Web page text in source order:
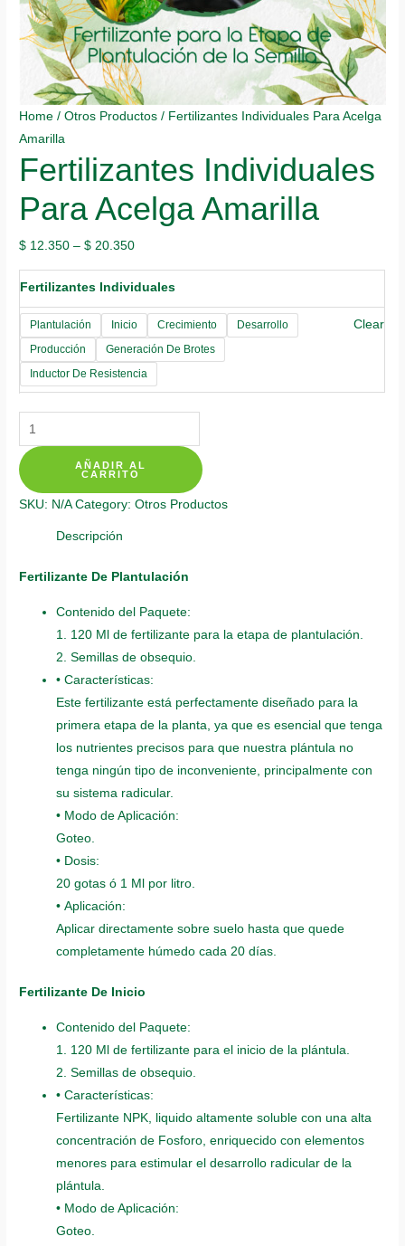
Home /Otros Productos / Fertilizantes Individuales Para Acelga
Amarilla
Fertilizantes Individuales
Para Acelga Amarilla
$ 12.350 –$ 20.350
Fertilizantes Individuales
Plantulación Inicio Crecimiento
Desarrollo
Producción
Generación De Brotes
Inductor De Resistencia
Clear
Fertilizantes
Individuales
Para
Acelga
Amarilla
quantity
AÑADIR AL
CARRITO
SKU: N/A Category:Otros Productos
Descripción
Fertilizante De Plantulación
Contenido del Paquete:
1. 120 Ml de fertilizante para la etapa de plantulación.
2. Semillas de obsequio.
• Características:
Este fertilizante está perfectamente diseñado para la
primera etapa de la planta, ya que es esencial que tenga
los nutrientes precisos para que nuestra plántula no
tenga ningún tipo de inconveniente, principalmente con
su sistema radicular.
• Modo de Aplicación:
Goteo.
• Dosis:
20 gotas ó 1 Ml por litro.
• Aplicación:
Aplicar directamente sobre suelo hasta que quede
completamente húmedo cada 20 días.
Fertilizante De Inicio
Contenido del Paquete:
1. 120 Ml de fertilizante para el inicio de la plántula.
2. Semillas de obsequio.
• Características:
Fertilizante NPK, liquido altamente soluble con una alta
concentración de Fosforo, enriquecido con elementos
menores para estimular el desarrollo radicular de la
plántula.
• Modo de Aplicación:
Goteo.